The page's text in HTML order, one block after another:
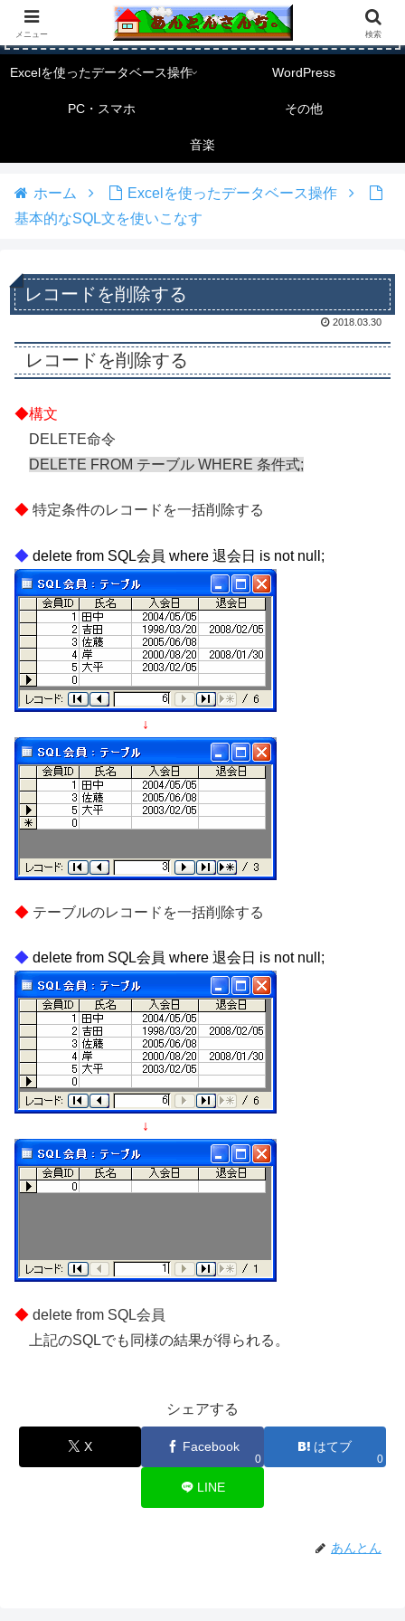
Excelを使ったデータベース操作 WordPress
PC・スマホ その他
音楽
ホーム
Excelを使ったデータベース操作
基本的なSQL文を使いこなす
レコードを削除する
2018.03.30
レコードを削除する
DELETE命令
DELETE FROM テーブル WHERE 条件式;
特定条件のレコードを一括削除する
delete from SQL会員 where 退会日 is not null;
↓
テーブルのレコードを一括削除する
delete from SQL会員 where 退会日 is not null;
↓
delete from SQL会員
上記のSQLでも同様の結果が得られる。
シェアする
X Facebook
0
はてブ
0
LINE
あんとん
メニュー 検索